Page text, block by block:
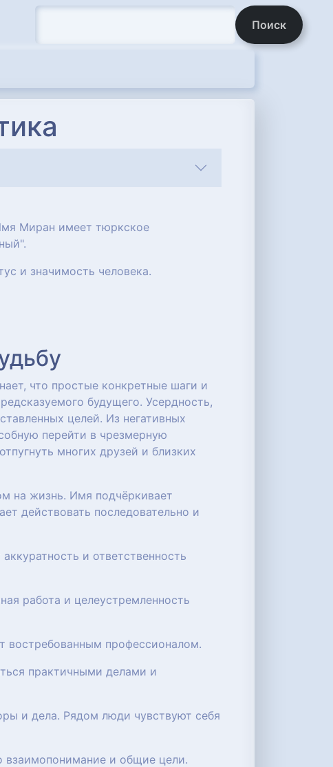
Поиск
Миран имеет тюркское
и значимость человека.
что простые конкретные шаги и
будущего. Усердность,
целей. Из негативных
перейти в чрезмерную
многих друзей и близких
на жизнь. Имя подчёркивает
действовать последовательно и
и ответственность
работа и целеустремленность
востребованным профессионалом.
практичными делами и
и дела. Рядом люди чувствуют себя
взаимопонимание и общие цели.